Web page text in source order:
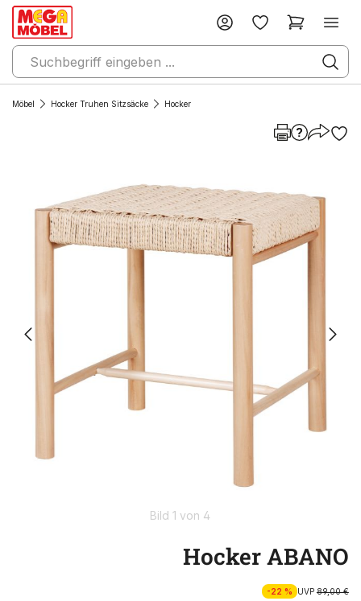
Möbel Hocker Truhen Sitzsäcke Hocker
Bild 1 von 4
Hocker ABANO
-22 % UVP89,00 €